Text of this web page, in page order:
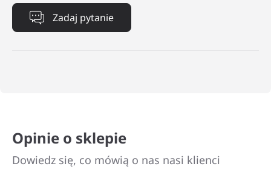
Zadaj pytanie
Opinie o sklepie
Dowiedz się, co mówią o nas nasi klienci